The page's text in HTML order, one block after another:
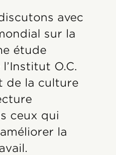
avec
sur la
étude
O.C.
de la culture
ceux qui
la